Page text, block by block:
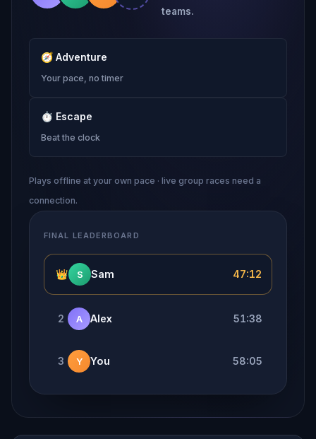
teams.
🧭 Adventure
Your pace, no timer
⏱ Escape
Beat the clock
Plays offline at your own pace · live group races need a
connection.
FINAL LEADERBOARD
👑 S Sam 47:12
2 A Alex 51:38
3 Y You 58:05